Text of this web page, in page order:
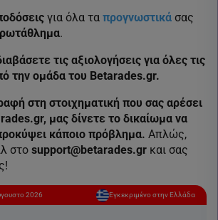
για όλα τα προγνωστικά σας
.
τις αξιολογήσεις για όλες τις
την ομάδα του Betarades.gr.
στη στοιχηματική που σας αρέσει
μας δίνετε το δικαίωμα να
κάποιο πρόβλημα. Απλώς,
στο support@betarades.gr και σας
2026 Εγκεκριμένο στην Ελλάδα